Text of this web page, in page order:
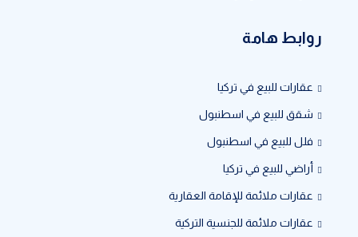
روابط هامة
عقارات للبيع في تركيا
شقق للبيع في اسطنبول
فلل للبيع في اسطنبول
أراضي للبيع في تركيا
عقارات ملائمة للإقامة العقارية
عقارات ملائمة للجنسية التركية